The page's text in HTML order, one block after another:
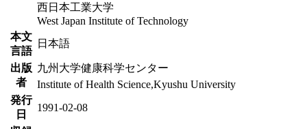
西日本工業大学
West Japan Institute of Technology
本文
言語
日本語
出版
者
九州大学健康科学センター
Institute of Health Science,Kyushu University
発行
日
1991-02-08